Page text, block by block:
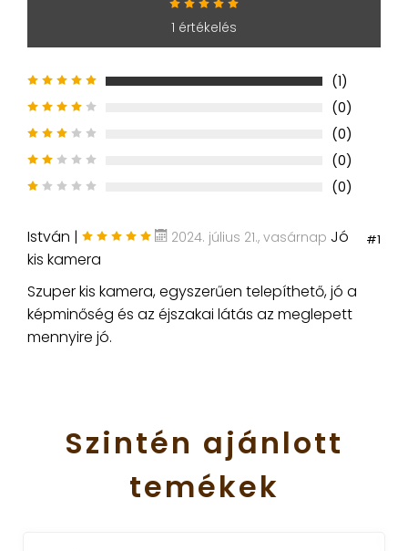
1 értékelés
(1)
(0)
(0)
(0)
(0)
#1
István | 2024. július 21., vasárnap Jó
kis kamera
Szuper kis kamera, egyszerűen telepíthető, jó a
képminőség és az éjszakai látás az meglepett
mennyire jó.
Szintén ajánlott
temékek